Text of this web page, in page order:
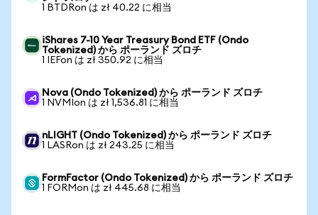
1 BTDRon は zł 40.22 に相当
iShares 7-10 Year Treasury Bond ETF (Ondo
Tokenized) から ポーランド ズロチ
1 IEFon は zł 350.92 に相当
Nova (Ondo Tokenized) から ポーランド ズロチ
1 NVMIon は zł 1,536.81 に相当
nLIGHT (Ondo Tokenized) から ポーランド ズロチ
1 LASRon は zł 243.25 に相当
FormFactor (Ondo Tokenized) から ポーランド ズロチ
1 FORMon は zł 445.68 に相当